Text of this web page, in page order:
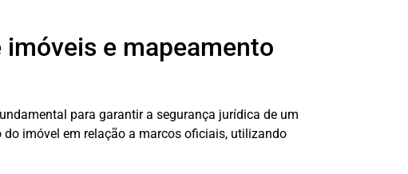
e mapeamento
para garantir a segurança jurídica de um
imóvel em relação a marcos oficiais, utilizando